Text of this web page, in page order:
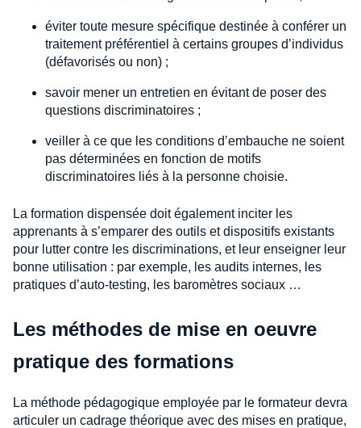
éviter toute mesure spécifique destinée à conférer un
traitement préférentiel à certains groupes d’individus
(défavorisés ou non) ;
savoir mener un entretien en évitant de poser des
questions discriminatoires ;
veiller à ce que les conditions d’embauche ne soient
pas déterminées en fonction de motifs
discriminatoires liés à la personne choisie.
La formation dispensée doit également inciter les
apprenants à s’emparer des outils et dispositifs existants
pour lutter contre les discriminations, et leur enseigner leur
bonne utilisation : par exemple, les audits internes, les
pratiques d’auto-testing, les baromètres sociaux …
Les méthodes de mise en oeuvre
pratique des formations
La méthode pédagogique employée par le formateur devra
articuler un cadrage théorique avec des mises en pratique,